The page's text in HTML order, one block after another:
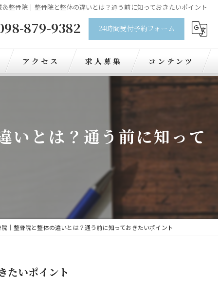
整骨院｜整骨院と整体の違いとは？通う前に知っておきたいポイント
879-9382 24時間受付予約フォーム
アクセス 求人募集 コンテンツ
いとは？通う前に知って
｜整骨院と整体の違いとは？通う前に知っておきたいポイント
たいポイント